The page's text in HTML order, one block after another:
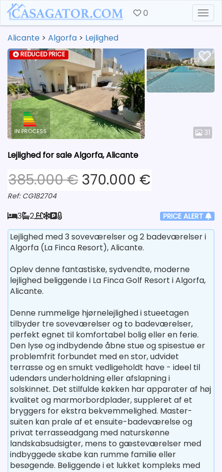
0
Alicante > Algorfa > Lejlighed
31
REDUCED PRICE
IN PROCESS
Lejlighed for sale Algorfa, Alicante
385.000 € 370.000 €
Ref: CG182704
3 2 PRICE ALERT
Lejlighed med 3 soveværelser og 2 badeværelser i
Algorfa (La Finca Resort), Alicante.
Oplev denne fantastiske, sydvendte, moderne
lejlighed beliggende i La Finca Golf Resort i Algorfa,
Alicante.
Denne rummelige hjørnelejlighed i stueetagen
tilbyder tre soveværelser og to badeværelser,
perfekt egnet til komfortabel bolig eller en ferie.
Den lyse og indbydende åbne stue og spisestue er
problemfrit forbundet med en stor, udvidet
terrasse og en smukt vedligeholdt have - ideel til
udendørs underholdning eller afslapning i
solskinnet. Det stilfulde køkken har apparater af høj
kvalitet og marmorbordplader, suppleret af et
bryggers for ekstra bekvemmelighed. Master-
suiten kan prale af et ensuite-badeværelse og
privat terrasseadgang med naturskønne
landskabsudsigter, mens to gæsteværelser med
indbyggede skabe kan rumme familie eller
besøgende. Beliggende i et lukket kompleks med